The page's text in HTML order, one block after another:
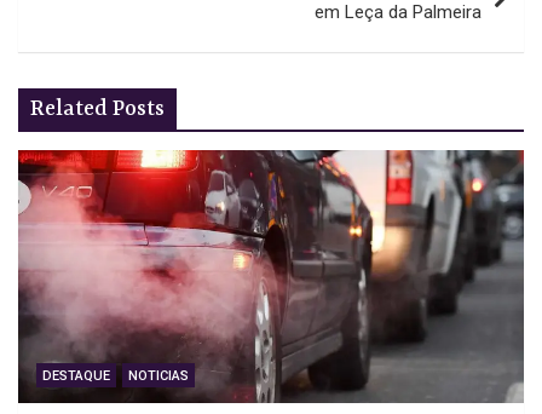
em Leça da Palmeira
Related Posts
DESTAQUE NOTICIAS